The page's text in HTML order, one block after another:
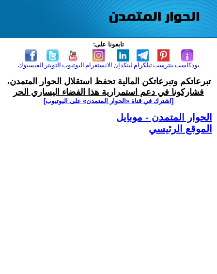
تابعونا على:
الفيسبوك التويتر اليوتيوب الانستغرام لينكدإن تيلكرامبنترست بودكاست
تبرعاتكم وتبرعاتكن المالية تحفظ استقلال الحوار المتمدن،
فشاركونا في دعم استمرارية هذا الفضاء اليساري الحر
[اشترك في قناة ‫«الحوار المتمدن» على اليوتيوب]
الحوار المتمدن - موبايل
الموقع الرئيسي